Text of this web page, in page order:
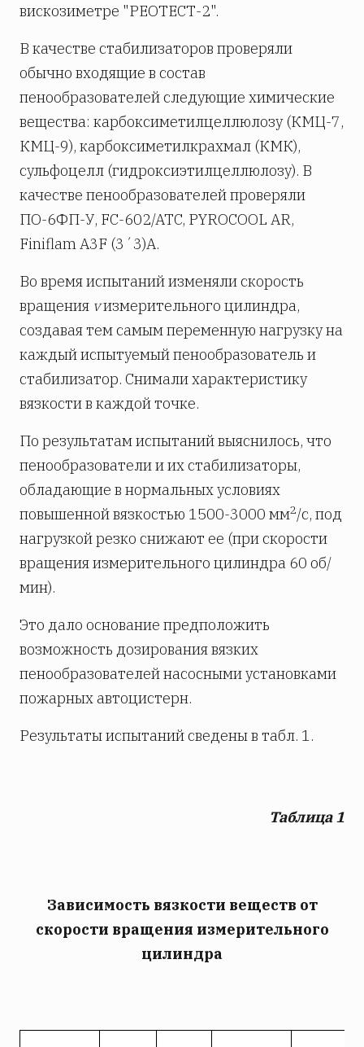
вискозиметре "РЕОТЕСТ-2".
В качестве стабилизаторов проверяли
обычно входящие в состав
пенообразователей следующие химические
вещества: карбоксиметилцеллюлозу (КМЦ-7,
КМЦ-9), карбоксиметилкрахмал (КМК),
сульфоцелл (гидроксиэтилцеллюлозу). В
качестве пенообразователей проверяли
ПО-6ФП-У, FC-602/ATC, PYROCOOL AR,
Finiflam A3F (3´3)А.
Во время испытаний изменяли скорость
вращения vизмерительного цилиндра,
создавая тем самым переменную нагрузку на
каждый испытуемый пенообразователь и
стабилизатор. Снимали характеристику
вязкости в каждой точке.
По результатам испытаний выяснилось, что
пенообразователи и их стабилизаторы,
обладающие в нормальных условиях
повышенной вязкостью 1500-3000 мм2/с, под
нагрузкой резко снижают ее (при скорости
вращения измерительного цилиндра 60 об/
мин).
Это дало основание предположить
возможность дозирования вязких
пенообразователей насосными установками
пожарных автоцистерн.
Результаты испытаний сведены в табл. 1.
Таблица 1
Зависимость вязкости веществ от
скорости вращения измерительного
цилиндра